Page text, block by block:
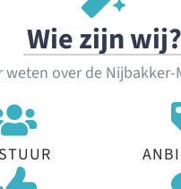
Wie zijn wij?
weten over de Nijbakker-